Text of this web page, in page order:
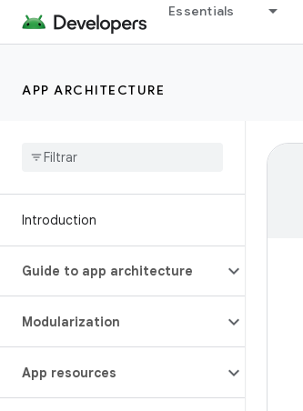
Essentials
APP ARCHITECTURE
Introduction
Guide to app architecture
Modularization
App resources